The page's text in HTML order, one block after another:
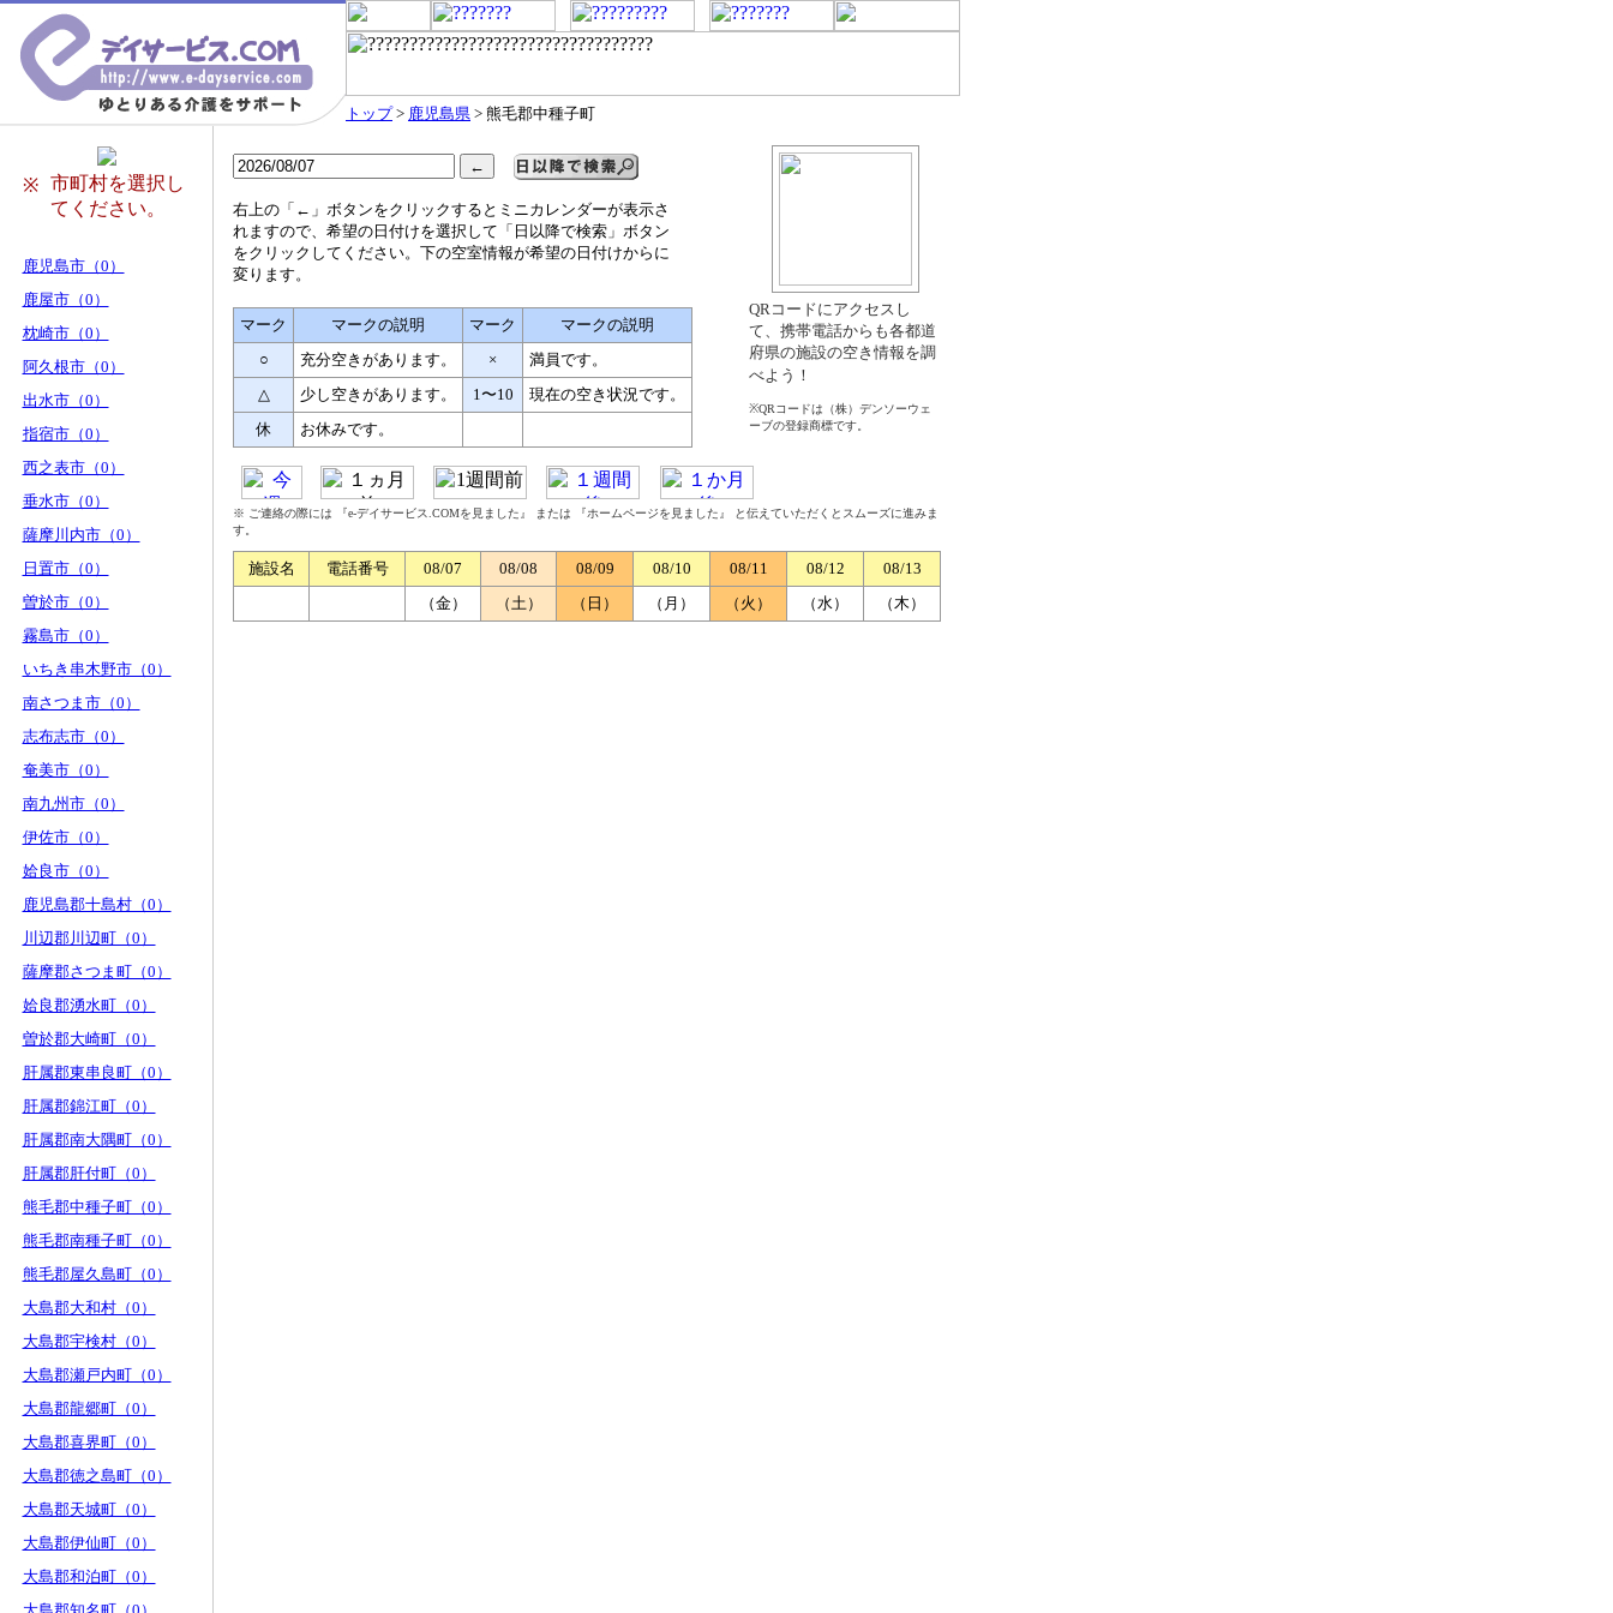
トップ> 鹿児島県 > 熊毛郡中種子町
※
市町村を選択し
てください。
鹿児島市（0）
鹿屋市（0）
枕崎市（0）
阿久根市（0）
出水市（0）
指宿市（0）
西之表市（0）
垂水市（0）
薩摩川内市（0）
日置市（0）
曽於市（0）
霧島市（0）
いちき串木野市（0）
南さつま市（0）
志布志市（0）
奄美市（0）
南九州市（0）
伊佐市（0）
姶良市（0）
鹿児島郡十島村（0）
川辺郡川辺町（0）
薩摩郡さつま町（0）
姶良郡湧水町（0）
曽於郡大崎町（0）
肝属郡東串良町（0）
肝属郡錦江町（0）
肝属郡南大隅町（0）
肝属郡肝付町（0）
熊毛郡中種子町（0）
熊毛郡南種子町（0）
熊毛郡屋久島町（0）
大島郡大和村（0）
大島郡宇検村（0）
大島郡瀬戸内町（0）
大島郡龍郷町（0）
大島郡喜界町（0）
大島郡徳之島町（0）
大島郡天城町（0）
大島郡伊仙町（0）
大島郡和泊町（0）
右上の「←」ボタンをクリックするとミニカレンダーが表示さ
れますので、希望の日付けを選択して「日以降で検索」ボタン
をクリックしてください。下の空室情報が希望の日付けからに
変ります。
マーク マークの説明 マーク
マークの説明
○
充分空きがあります。 ×
満員です。
△
少し空きがあります。 1〜10
現在の空き状況です。
休
お休みです。
QRコードにアクセスし
て、携帯電話からも各都道
府県の施設の空き情報を調
べよう！
※QRコードは（株）デンソーウェ
ーブの登録商標です。
※ ご連絡の際には 『e-デイサービス.COMを見ました』 または 『ホームページを見ました』 と伝えていただくとスムーズに進みま
す。
施設名 電話番号 08/07 08/08 08/09 08/10 08/11 08/12
08/13
（金）
（土） （日） （月） （火） （水） （木）